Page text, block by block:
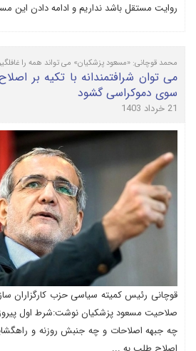
روایت مستقل باشد نداریم و ادامه دادن این
محمد قوچانی: «مسعود پزشکیان» می تواند همه را
می توان شرافتمندانه با تکیه بر
سوی دموکراسی گشود
21 خرداد 1403
قوچانی رئیس کمیته سیاسی حزب کارگزاران
صلاحیت مسعود پزشکیان نوشت:شرط اول
چه جبهه اصلاحات و چه جنبش روزنه و